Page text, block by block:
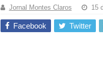
Marcenaria sob
Do estudo à
Jornal Montes Claros 15
Facebook Twitter